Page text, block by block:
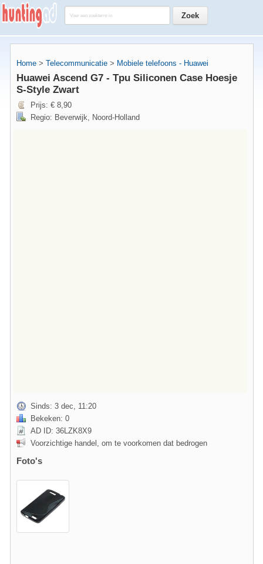
Home > Telecommunicatie > Mobiele telefoons - Huawei
Huawei Ascend G7 - Tpu Siliconen Case Hoesje
S-Style Zwart
Prijs: € 8,90
Regio: Beverwijk, Noord-Holland
Sinds: 3 dec, 11:20
Bekeken: 0
AD ID: 36LZK8X9
Voorzichtige handel, om te voorkomen dat bedrogen
Foto's